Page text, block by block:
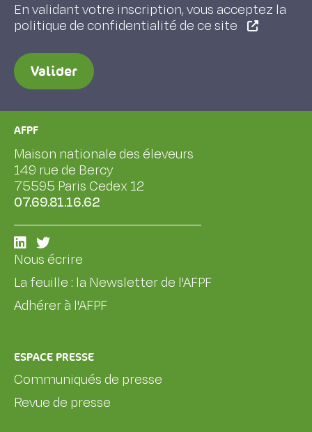
En validant votre inscription, vous acceptez la
politique de confidentialité de ce site
Valider
AFPF
Maison nationale des éleveurs
149 rue de Bercy
75595 Paris Cedex 12
07.69.81.16.62
Nous écrire
La feuille : la Newsletter de l'AFPF
Adhérer à l'AFPF
ESPACE PRESSE
Communiqués de presse
Revue de presse